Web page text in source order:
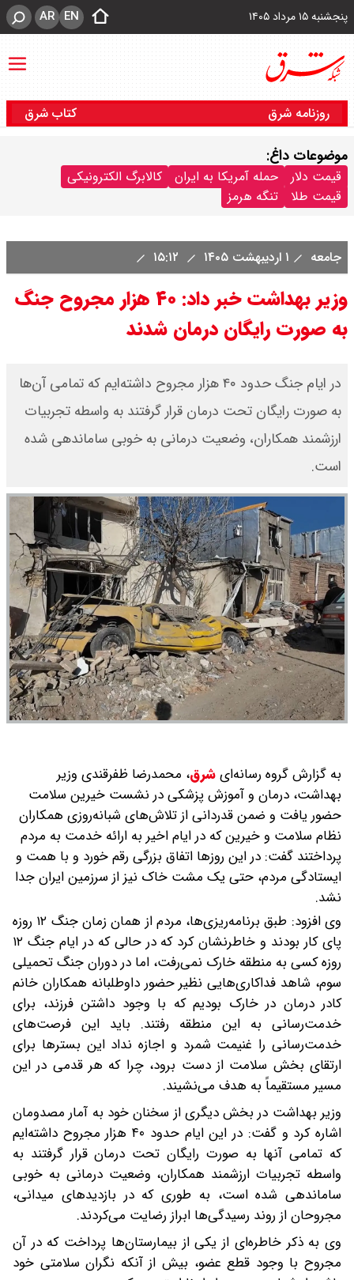
پنجشنبه ۱۵ مرداد ۱۴۰۵ EN
AR
روزنامه شرق کتاب شرق
موضوعات داغ:
قیمت دلار حمله آمریکا به ایران
کالابرگ الکترونیکی
قیمت طلا
تنگه هرمز
جامعه ۱ اردیبهشت ۱۴۰۵
وزیر بهداشت خبر داد: ۴۰ هزار مجروح جنگ
به صورت رایگان درمان شدند
در ایام جنگ حدود ۴۰ هزار مجروح داشته‌ایم که تمامی آن‌ها
به صورت رایگان تحت درمان قرار گرفتند به واسطه تجربیات
ارزشمند همکاران، وضعیت درمانی به خوبی ساماندهی شده
است.
به گزارش گروه رسانه‌ایشرق، محمدرضا ظفرقندی وزیر
بهداشت، درمان و آموزش پزشکی در نشست خیرین سلامت
حضور یافت و ضمن قدردانی از تلاش‌های شبانه‌روزی همکاران
نظام سلامت و خیرین که در ایام اخیر به ارائه خدمت به مردم
پرداختند گفت: در این روز‌ها اتفاق بزرگی رقم خورد و با همت و
ایستادگی مردم، حتی یک مشت خاک نیز از سرزمین ایران جدا
نشد.
وی افزود: طبق برنامه‌ریزی‌ها، مردم از همان زمان جنگ ۱۲ روزه
پای کار بودند و خاطرنشان کرد که در حالی که در ایام جنگ ۱۲
روزه کسی به منطقه خارک نمی‌رفت، اما در دوران جنگ تحمیلی
سوم، شاهد فداکاری‌هایی نظیر حضور داوطلبانه همکاران خانم
کادر درمان در خارک بودیم که با وجود داشتن فرزند، برای
خدمت‌رسانی به این منطقه رفتند. باید این فرصت‌های
خدمت‌رسانی را غنیمت شمرد و اجازه نداد این بستر‌ها برای
ارتقای بخش سلامت از دست برود، چرا که هر قدمی در این
مسیر مستقیماً به هدف می‌نشیند.
وزیر بهداشت در بخش دیگری از سخنان خود به آمار مصدومان
اشاره کرد و گفت: در این ایام حدود ۴۰ هزار مجروح داشته‌ایم
که تمامی آنها به صورت رایگان تحت درمان قرار گرفتند به
واسطه تجربیات ارزشمند همکاران، وضعیت درمانی به خوبی
ساماندهی شده است، به طوری که در بازدید‌های میدانی،
مجروحان از روند رسیدگی‌ها ابراز رضایت می‌کردند.
وی به ذکر خاطره‌ای از یکی از بیمارستان‌ها پرداخت که در آن
مجروح با وجود قطع عضو، بیش از آنکه نگران سلامتی خود